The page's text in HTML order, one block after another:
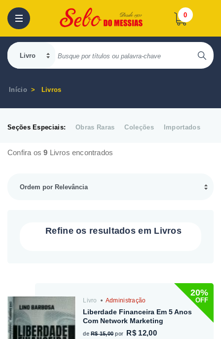
0
Início Livros
Seções Especiais: Obras Raras Coleções Importados
Confira os9 Livros encontrados
Refine os resultados em Livros
20%
OFF
Livro Administração
Liberdade Financeira Em 5 Anos
Com Network Marketing
de R$ 15,00 por R$ 12,00